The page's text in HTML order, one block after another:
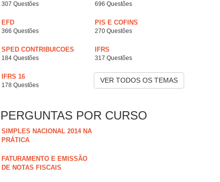
307 Questões 696 Questões
EFD
366 Questões
PIS E COFINS
270 Questões
SPED CONTRIBUICOES
184 Questões
IFRS
317 Questões
IFRS 16
178 Questões
VER TODOS OS TEMAS
PERGUNTAS POR CURSO
SIMPLES NACIONAL 2014 NA
PRÁTICA
FATURAMENTO E EMISSÃO
DE NOTAS FISCAIS